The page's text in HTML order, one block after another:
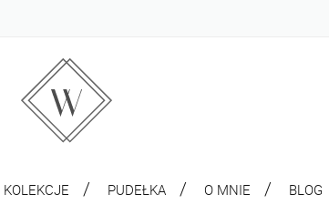
KOLEKCJE PUDEŁKA O MNIE BLOG